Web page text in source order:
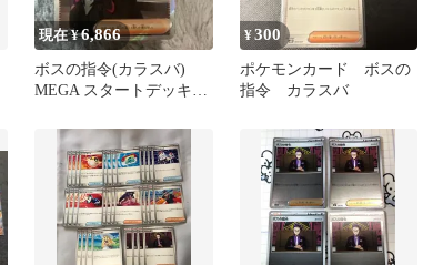
現在 ¥6,866
ボスの指令(カラスバ)
MEGA スタートデッキ
¥300
ポケモンカード ボスの
指令 カラスバ